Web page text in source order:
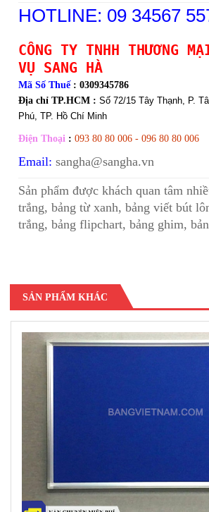
HOTLINE: 09 34567
CÔNG TY TNHH THƯƠNG
VỤ SANG HÀ
Mã Số Thuế: 0309345786
Địa chỉ TP.HCM : Số 72/15 Tây Thạnh, P.
Phú, TP. Hồ Chí Minh
Điện Thoại : 093 80 80 006 - 096 80 80 006
Email: sangha@sangha.vn
Sản phẩm được khách quan tâm
trắng, bảng từ xanh, bảng viết bút
trắng, bảng flipchart, bảng ghim,
SẢN PHẨM KHÁC